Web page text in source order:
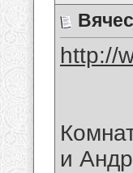
http://
и